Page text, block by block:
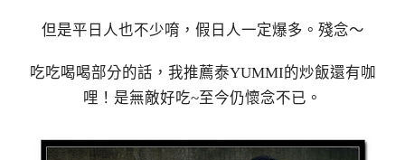
但是平日人也不少唷，假日人一定爆多。殘念～
吃吃喝喝部分的話，我推薦泰YUMMI的炒飯還有咖
哩！是無敵好吃~至今仍懷念不已。